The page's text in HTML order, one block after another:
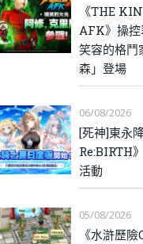
《THE
AFK》操控
笑容的格鬥
森」登場
06/08/2026
[死神]東永
Re:BIRTH
活動
05/08/2026
《水滸歷